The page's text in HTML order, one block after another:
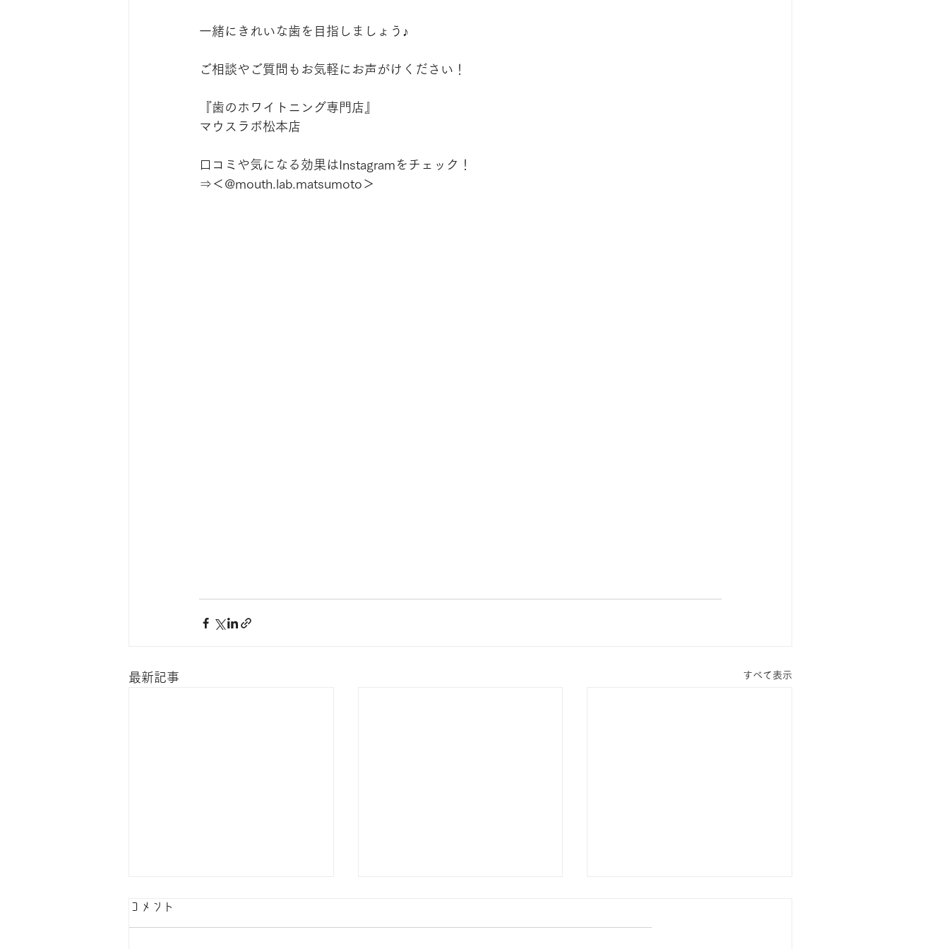
一緒にきれいな歯を目指しましょう♪
ご相談やご質問もお気軽にお声がけください！
『歯のホワイトニング専門店』
マウスラボ松本店
口コミや気になる効果はInstagramをチェック！
⇒＜@mouth.lab.matsumoto＞
最新記事 すべて表示
コメント